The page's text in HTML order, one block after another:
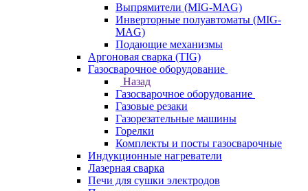
Выпрямители (MIG-MAG)
Инверторные полуавтоматы (MIG-
MAG)
Подающие механизмы
Аргоновая сварка (TIG)
Газосварочное оборудование
Назад
Газосварочное оборудование
Газовые резаки
Газорезательные машины
Горелки
Комплекты и посты газосварочные
Индукционные нагреватели
Лазерная сварка
Печи для сушки электродов